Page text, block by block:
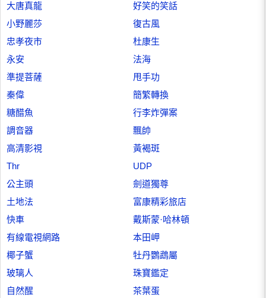
大唐真龍
好笑的笑話
小野麗莎
復古風
忠孝夜市
杜康生
永安
法海
準提菩薩
甩手功
秦偉
簡繁轉換
糖醋魚
行李炸彈案
調音器
飄帥
高清影視
黃褐斑
Thr
UDP
公主頭
劍道獨尊
土地法
富康精彩旅店
快車
戴斯蒙·哈林頓
有線電視網路
本田岬
椰子蟹
牡丹鸚鵡屬
玻璃人
珠寶鑑定
自然醒
茶葉蛋